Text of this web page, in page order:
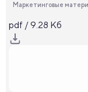
Маркетинговые
pdf / 9.28 Кб